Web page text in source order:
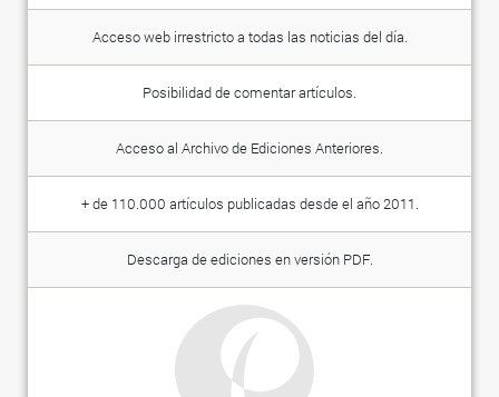
Acceso web irrestricto a todas las noticias del día.
Posibilidad de comentar artículos.
Acceso al Archivo de Ediciones Anteriores.
+ de 110.000 artículos publicadas desde el año 2011.
Descarga de ediciones en versión PDF.